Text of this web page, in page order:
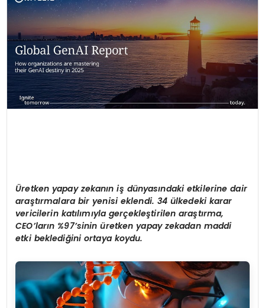
SIYASET
EĞITIM
YAŞAM
Üretken yapay zekanın iş dünyasındaki etkilerine dair
araştırmalara bir yenisi eklendi. 34 ülkedeki karar
vericilerin katılımıyla gerçekleştirilen araştırma,
CEO’ların %97’sinin üretken yapay zekadan maddi
etki beklediğini ortaya koydu.